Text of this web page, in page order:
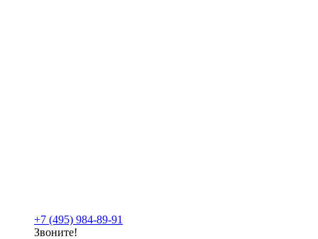
+7 (495) 984-89-91
Звоните!